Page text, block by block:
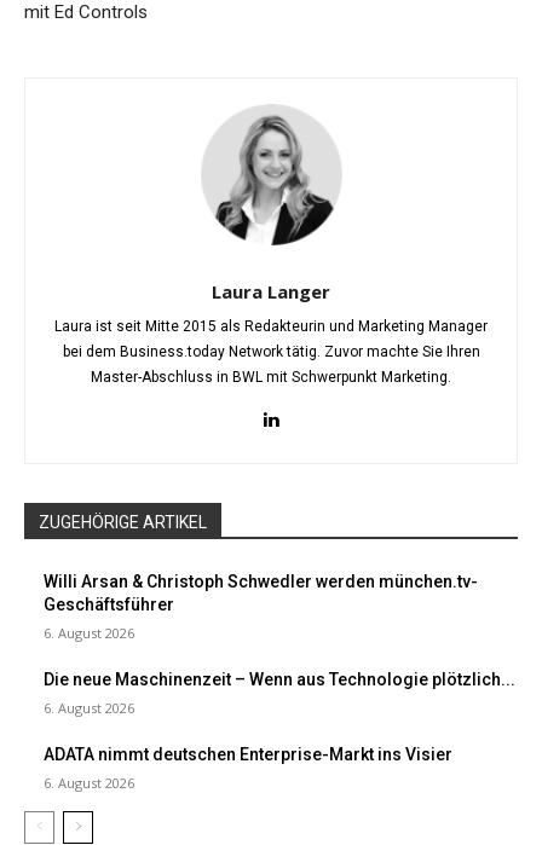
mit Ed Controls
Laura Langer
Laura ist seit Mitte 2015 als Redakteurin und Marketing Manager
bei dem Business.today Network tätig. Zuvor machte Sie Ihren
Master-Abschluss in BWL mit Schwerpunkt Marketing.
ZUGEHÖRIGE ARTIKEL
Willi Arsan & Christoph Schwedler werden münchen.tv-
Geschäftsführer
6. August 2026
Die neue Maschinenzeit – Wenn aus Technologie plötzlich...
6. August 2026
ADATA nimmt deutschen Enterprise-Markt ins Visier
6. August 2026